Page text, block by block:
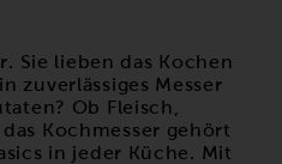
Sie lieben das Kochen
zuverlässiges Messer
Ob Fleisch,
Kochmesser gehört
in jeder Küche. Mit